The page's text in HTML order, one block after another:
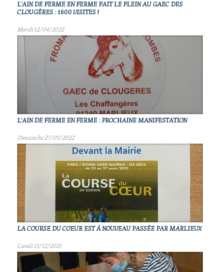
L'AIN DE FERME EN FERME FAIT LE PLEIN AU GAEC DES
CLOUGÈRES : 1600 VISITES !
Mardi 12/04/2022
L'AIN DE FERME EN FERME : PROCHAINE MANIFESTATION
Dimanche 27/03/2022
LA COURSE DU COEUR EST À NOUVEAU PASSÉE PAR MARLIEUX
Lundi 13/12/2021